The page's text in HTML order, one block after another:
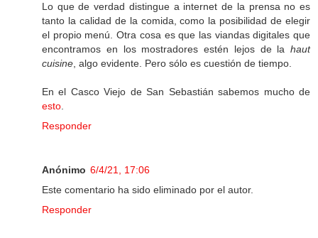
Lo que de verdad distingue a internet de la prensa no es
tanto la calidad de la comida, como la posibilidad de elegir
el propio menú. Otra cosa es que las viandas digitales que
encontramos en los mostradores estén lejos de la haut
cuisine, algo evidente. Pero sólo es cuestión de tiempo.
En el Casco Viejo de San Sebastián sabemos mucho de
esto.
Responder
Anónimo 6/4/21, 17:06
Este comentario ha sido eliminado por el autor.
Responder